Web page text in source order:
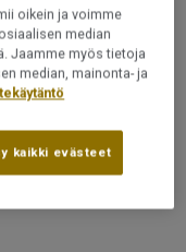
on selkeä ja uniikki
on optimoitu
tunnelman.
oikein ja voimme
median
Jaamme myös tietoja
median, mainonta- ja
kaikki evästeet